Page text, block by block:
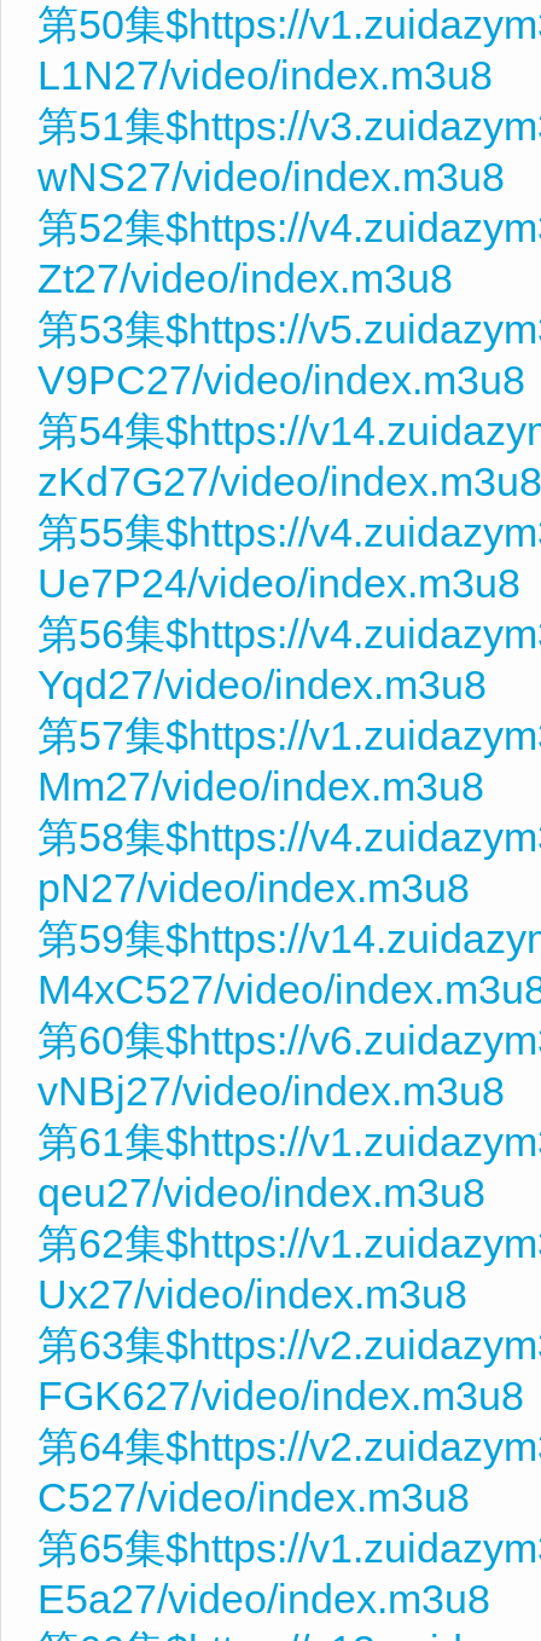
第50集$https://
L1N27/video/index.m3u8
第51集$https://
wNS27/video/index.m3u8
第52集$https://
Zt27/video/index.m3u8
第53集$https://
V9PC27/video/index.m3u8
第54集$https://
zKd7G27/video/index.m3u8
第55集$https://
Ue7P24/video/index.m3u8
第56集$https://
Yqd27/video/index.m3u8
第57集$https://
Mm27/video/index.m3u8
第58集$https://
pN27/video/index.m3u8
第59集$https://
M4xC527/video/
第60集$https://
vNBj27/video/index.m3u8
第61集$https://
qeu27/video/index.m3u8
第62集$https://
Ux27/video/index.m3u8
第63集$https://
FGK627/video/index.m3u8
第64集$https://
C527/video/index.m3u8
第65集$https://
E5a27/video/index.m3u8